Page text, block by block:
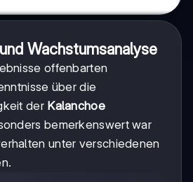
Wachstumsanalyse
offenbarten
über die
der Kalanchoe
bemerkenswert war
unter verschiedenen